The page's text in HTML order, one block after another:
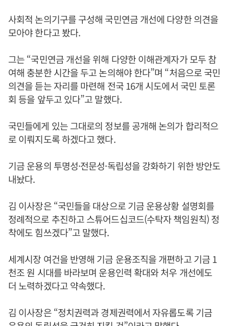
사회적 논의기구를 구성해 국민연금 개선에 다양한 의견을
모아야 한다고 봤다.
그는 “국민연금 개선을 위해 다양한 이해관계자가 모두 참
여해 충분한 시간을 두고 논의해야 한다”며 “처음으로 국민
의견을 듣는 자리를 마련해 전국 16개 시도에서 국민 토론
회 등을 앞두고 있다”고 말했다.
국민들에게 있는 그대로의 정보를 공개해 논의가 합리적으
로 이뤄지도록 하겠다고 했다.
기금 운용의 투명성·전문성·독립성을 강화하기 위한 방안도
내놨다.
김 이사장은 “국민들을 대상으로 기금 운용상황 설명회를
정례적으로 추진하고 스튜어드십코드(수탁자 책임원칙) 정
착에도 힘쓰겠다”고 말했다.
세계시장 여건을 반영해 기금 운용조직을 개편하고 기금 1
천조 원 시대를 바라보며 운용인력 확대와 처우 개선에도
더 노력하겠다고 약속했다.
김 이사장은 “정치권력과 경제권력에서 자유롭도록 기금